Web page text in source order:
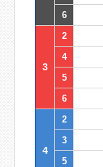
6
3
2
4
5
6
4
2
3
5